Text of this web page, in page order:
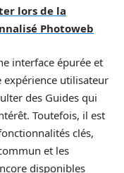
lors de la
Photoweb
interface épurée et
expérience utilisateur
des Guides qui
Toutefois, il est
clés,
et les
disponibles